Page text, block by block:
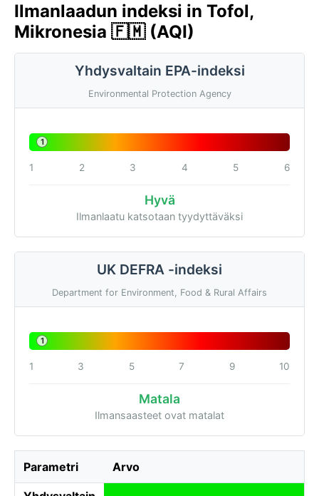
Ilmanlaadun indeksi in Tofol,
Mikronesia 🇫🇲 (AQI)
Yhdysvaltain EPA-indeksi
Environmental Protection Agency
1
1 2 3 4 5 6
Hyvä
Ilmanlaatu katsotaan tyydyttäväksi
UK DEFRA -indeksi
Department for Environment, Food & Rural Affairs
1
1 3 5 7 9 10
Matala
Ilmansaasteet ovat matalat
Parametri Arvo